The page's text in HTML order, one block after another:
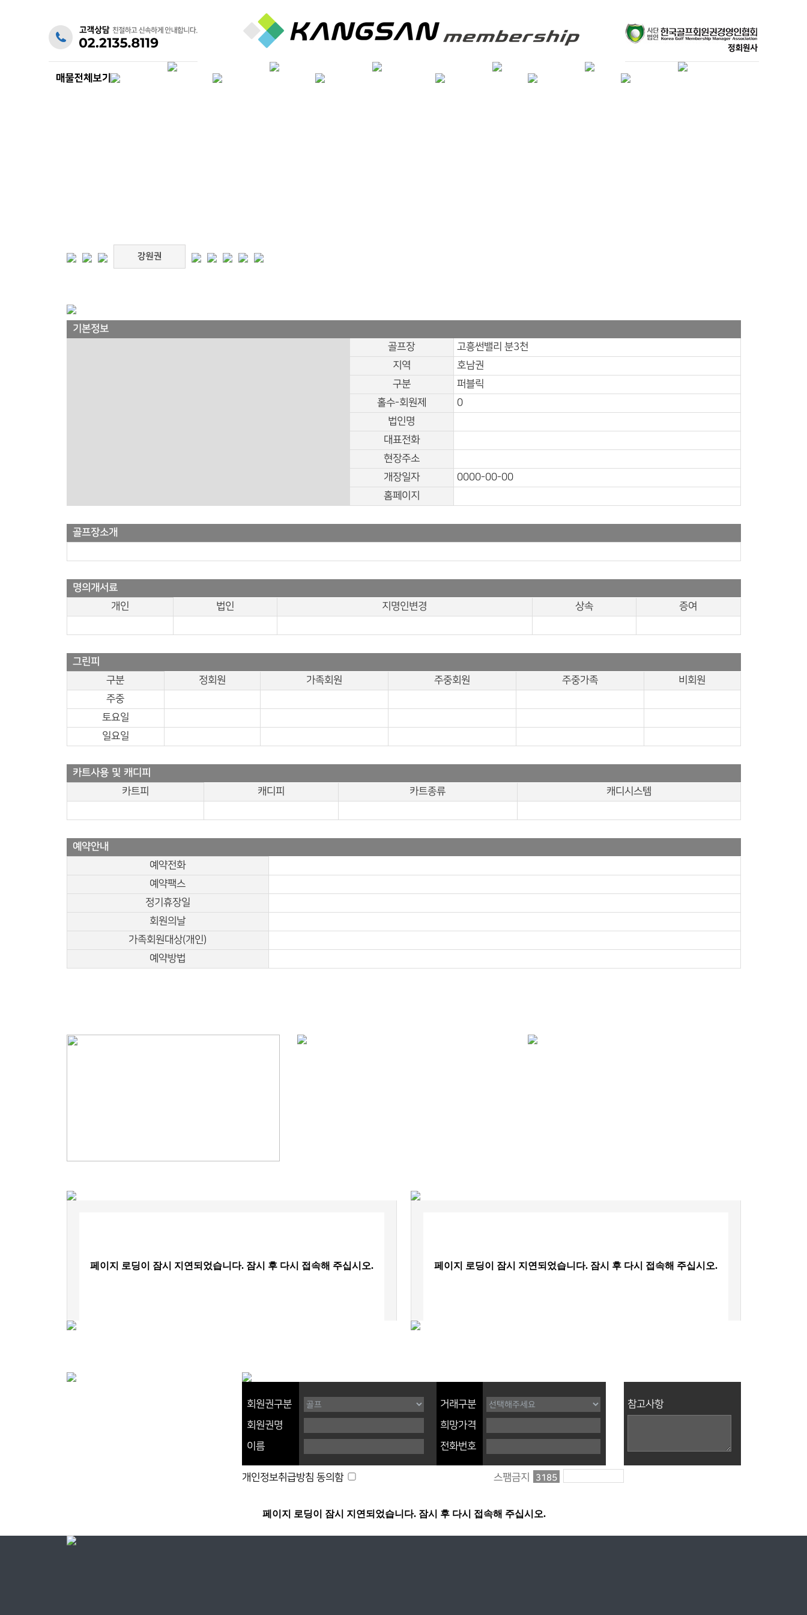
기본정보
골프장
고흥썬밸리 분3천
지역
호남권
구분
퍼블릭
홀수-회원제
0
법인명
대표전화
현장주소
개장일자
0000-00-00
홈페이지
골프장소개
명의개서료
개인
법인 지명인변경 상속 증여
그린피
구분
정회원 가족회원 주중회원 주중가족
비회원
주중
토요일
일요일
카트사용 및 캐디피
카트피
캐디피 카트종류 캐디시스템
예약안내
예약전화
예약팩스
정기휴장일
회원의날
가족회원대상(개인)
예약방법
회원권구분
회원권명
이름
거래구분
희망가격
전화번호
참고사항
개인정보취급방침 동의함 스팸금지 3185